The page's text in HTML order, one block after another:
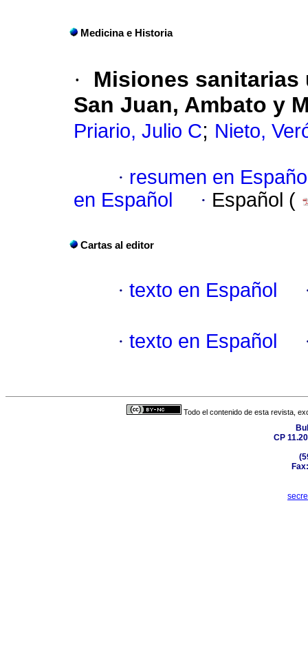
Medicina e Historia
·
Misiones
San Juan, Ambato y
Priario, Julio C; Nieto,
· resumen en
en Español
· Español (
Cartas al editor
· texto en Español
· texto en Español
Todo el contenido de esta revista,
CP